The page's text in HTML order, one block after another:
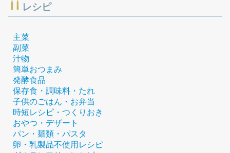
レシピ
主菜
副菜
汁物
簡単おつまみ
発酵食品
保存食・調味料・たれ
子供のごはん・お弁当
時短レシピ・つくりおき
おやつ・デザート
パン・麺類・パスタ
卵・乳製品不使用レシピ